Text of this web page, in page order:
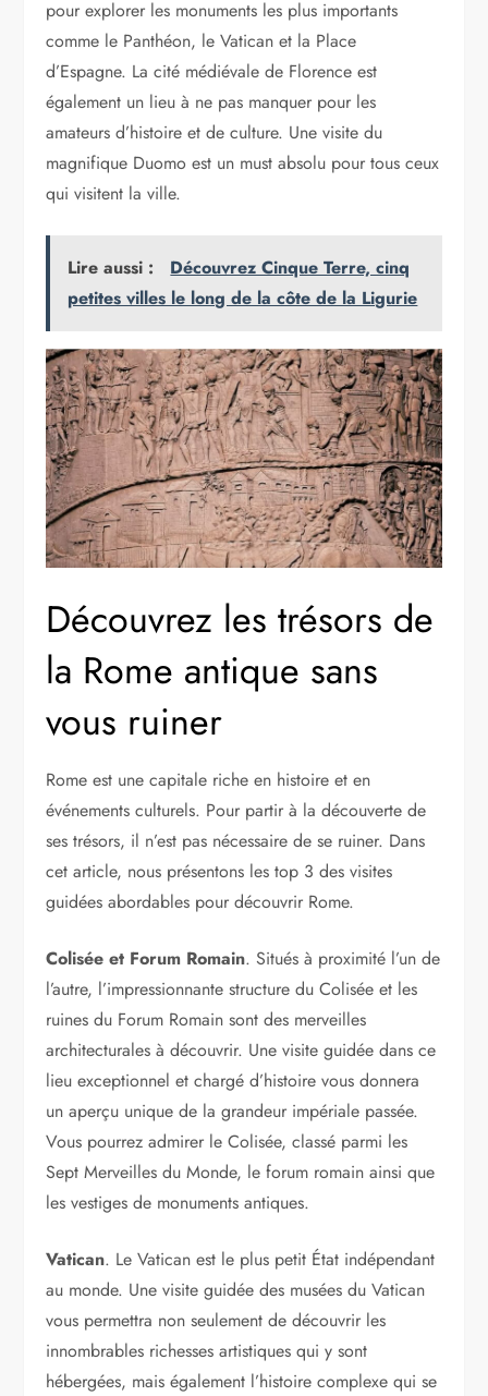
pour explorer les monuments les plus importants
comme le Panthéon, le Vatican et la Place
d’Espagne. La cité médiévale de Florence est
également un lieu à ne pas manquer pour les
amateurs d’histoire et de culture. Une visite du
magnifique Duomo est un must absolu pour tous ceux
qui visitent la ville.
Lire aussi :
Découvrez Cinque Terre, cinq
petites villes le long de la côte de la Ligurie
Découvrez les trésors de
la Rome antique sans
vous ruiner
Rome est une capitale riche en histoire et en
événements culturels. Pour partir à la découverte de
ses trésors, il n’est pas nécessaire de se ruiner. Dans
cet article, nous présentons les top 3 des visites
guidées abordables pour découvrir Rome.
Colisée et Forum Romain. Situés à proximité l’un de
l’autre, l’impressionnante structure du Colisée et les
ruines du Forum Romain sont des merveilles
architecturales à découvrir. Une visite guidée dans ce
lieu exceptionnel et chargé d’histoire vous donnera
un aperçu unique de la grandeur impériale passée.
Vous pourrez admirer le Colisée, classé parmi les
Sept Merveilles du Monde, le forum romain ainsi que
les vestiges de monuments antiques.
Vatican. Le Vatican est le plus petit État indépendant
au monde. Une visite guidée des musées du Vatican
vous permettra non seulement de découvrir les
innombrables richesses artistiques qui y sont
hébergées, mais également l’histoire complexe qui se